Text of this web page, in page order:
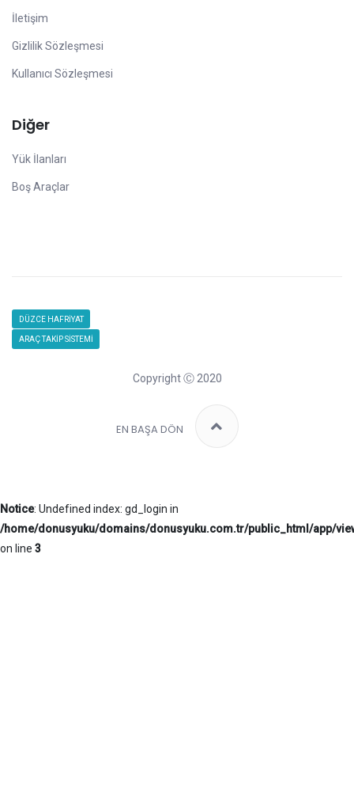
İletişim
Gizlilik Sözleşmesi
Kullanıcı Sözleşmesi
Diğer
Yük İlanları
Boş Araçlar
DÜZCE HAFRİYAT
ARAÇ TAKİP SİSTEMİ
Copyright Ⓒ 2020
EN BAŞA DÖN
Notice: Undefined index: gd_login in
/home/donusyuku/domains/donusyuku.com.tr/public_html/app/
on line 3